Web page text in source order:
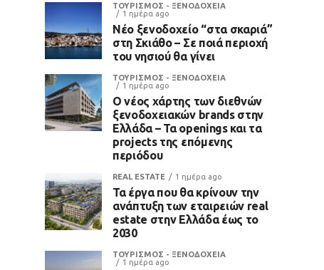
ΤΟΥΡΙΣΜΟΣ - ΞΕΝΟΔΟΧΕΙΑ
1 ημέρα ago
Νέο ξενοδοχείο “στα σκαριά”
στη Σκιάθο – Σε ποιά περιοχή
του νησιού θα γίνει
ΤΟΥΡΙΣΜΟΣ - ΞΕΝΟΔΟΧΕΙΑ
1 ημέρα ago
Ο νέος χάρτης των διεθνών
ξενοδοχειακών brands στην
Ελλάδα – Τα openings και τα
projects της επόμενης
περιόδου
REAL ESTATE 1 ημέρα ago
Τα έργα που θα κρίνουν την
ανάπτυξη των εταιρειών real
estate στην Ελλάδα έως το
2030
ΤΟΥΡΙΣΜΟΣ - ΞΕΝΟΔΟΧΕΙΑ
1 ημέρα ago